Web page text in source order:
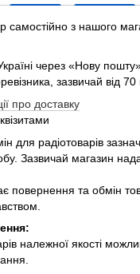
самостійно з нашого
через «Нову
зазвичай від 70
про доставку
для радіотоварів
Зазвичай магазин
повернення та обмін
належної якості